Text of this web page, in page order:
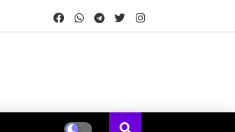
08, 09 एवं 16 अगस्त को होगी शीघ्रलेखन एवं कम्प्यूटर मुद्रलेखन कौशल